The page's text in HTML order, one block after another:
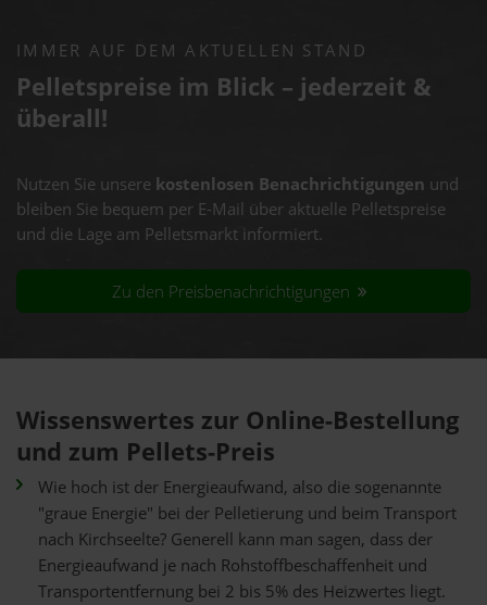
IMMER AUF DEM AKTUELLEN STAND
Pelletspreise im Blick – jederzeit &
überall!
Nutzen Sie unsere kostenlosen Benachrichtigungen und
bleiben Sie bequem per E-Mail über aktuelle Pelletspreise
und die Lage am Pelletsmarkt informiert.
Zu den Preisbenachrichtigungen
Wissenswertes zur Online-Bestellung
und zum Pellets-Preis
Wie hoch ist der Energieaufwand, also die sogenannte
"graue Energie" bei der Pelletierung und beim Transport
nach Kirchseelte? Generell kann man sagen, dass der
Energieaufwand je nach Rohstoffbeschaffenheit und
Transportentfernung bei 2 bis 5% des Heizwertes liegt.